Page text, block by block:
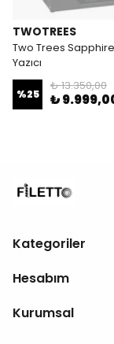
TWOTREES
Two Trees
Yazıcı
%25
₺ 13.350,00
₺
Kategoriler
Hesabım
Kurumsal